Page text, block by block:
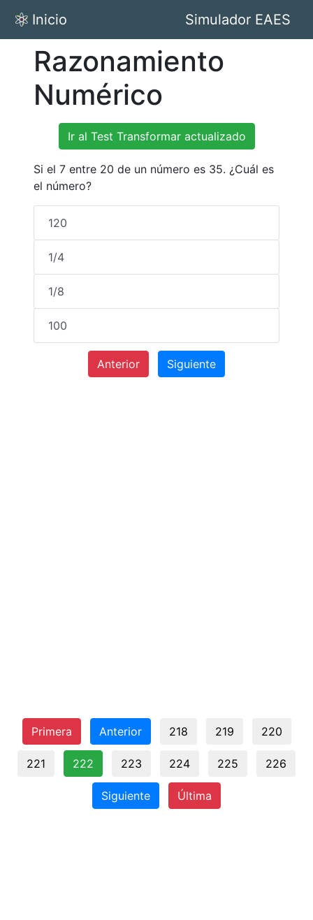
Inicio Simulador EAES
Razonamiento
Numérico
Ir al Test Transformar actualizado
Si el 7 entre 20 de un número es 35. ¿Cuál es
el número?
120
1/4
1/8
100
Anterior Siguiente
Primera Anterior 218 219 220
221 222 223 224 225 226
Siguiente Última